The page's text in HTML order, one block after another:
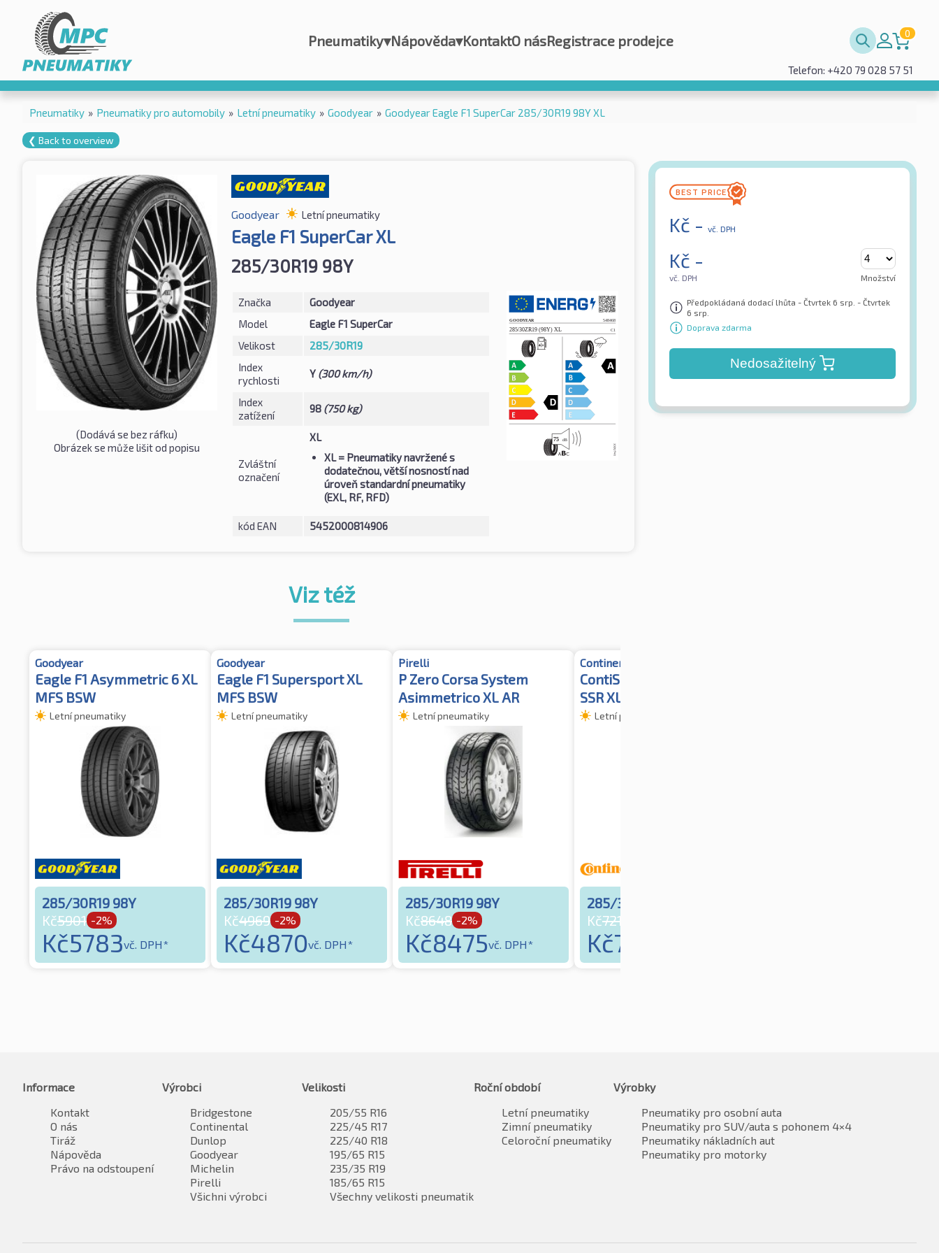
Pneumatiky▾Nápověda▾KontaktO násRegistrace prodejce 0
Telefon: +420 79 028 57 51
Pneumatiky » Pneumatiky pro automobily » Letní pneumatiky » Goodyear » Goodyear Eagle F1 SuperCar 285/30R19 98Y XL
❮ Back to overview
(Dodává se bez ráfku)
Obrázek se může lišit od popisu
Goodyear Letní pneumatiky
Eagle F1 SuperCar XL
285/30R19 98Y
Značka
Goodyear
Model
Eagle F1 SuperCar
Velikost
285/30R19
Index
rychlosti
Y (300 km/h)
Index
zatížení
98 (750 kg)
Zvláštní
označení
XL
XL= Pneumatiky navržené s
dodatečnou, větší nosností nad
úroveň standardní pneumatiky
(EXL, RF, RFD)
kód EAN 5452000814906
Kč - vč. DPH
Kč -
vč. DPH Množství
Předpokládaná dodací lhůta - Čtvrtek 6 srp. - Čtvrtek
6 srp.
Doprava zdarma
Nedosažitelný
Viz též
Goodyear
Eagle F1 Asymmetric 6 XL
MFS BSW
Letní pneumatiky
285/30R19 98Y
Kč5901 -2%
Kč5783vč. DPH*
Goodyear
Eagle F1 Supersport XL
MFS BSW
Letní pneumatiky
285/30R19 98Y
Kč4969 -2%
Kč4870vč. DPH*
Pirelli
P Zero Corsa System
Asimmetrico XL AR
Letní pneumatiky
285/30R19 98Y
Kč8648 -2%
Kč8475vč. DPH*
Continental
ContiSportContact™ 5 P
SSR XL MOE FR
Letní pneumatiky
285/30R19 98Y
Kč7219
Kč7075
Informace
Kontakt
O nás
Tiráž
Nápověda
Právo na odstoupení
Výrobci
Bridgestone
Continental
Dunlop
Goodyear
Michelin
Pirelli
Všichni výrobci
Velikosti
205/55 R16
225/45 R17
225/40 R18
195/65 R15
235/35 R19
185/65 R15
Všechny velikosti pneumatik
Roční období
Letní pneumatiky
Zimní pneumatiky
Celoroční pneumatiky
Výrobky
Pneumatiky pro osobní auta
Pneumatiky pro SUV/auta s pohonem 4×4
Pneumatiky nákladních aut
Pneumatiky pro motorky